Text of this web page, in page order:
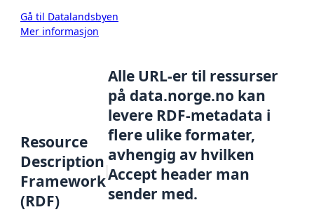
Gå til Datalandsbyen
Mer informasjon
Resource
Description
Framework
(RDF)
Alle URL-er til ressurser
på data.norge.no kan
levere RDF-metadata i
flere ulike formater,
avhengig av hvilken
Accept header man
sender med.